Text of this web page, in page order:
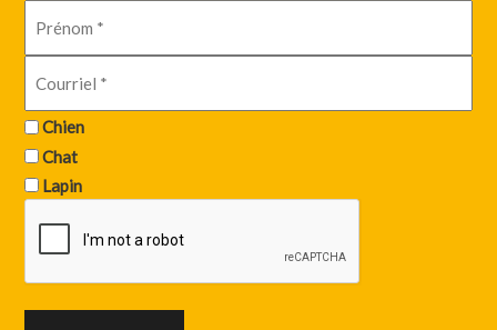
Chien
Chat
Lapin